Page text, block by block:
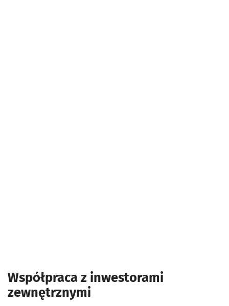
Współpraca z inwestorami
zewnętrznymi